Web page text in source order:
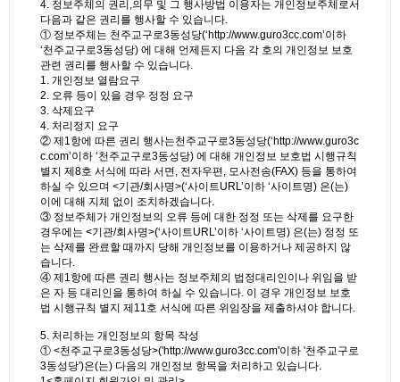
4. 정보주체의 권리,의무 및 그 행사방법 이용자는 개인정보주체로서
다음과 같은 권리를 행사할 수 있습니다.
① 정보주체는 천주교구로3동성당(‘http://www.guro3cc.com’이하
‘천주교구로3동성당) 에 대해 언제든지 다음 각 호의 개인정보 보호
관련 권리를 행사할 수 있습니다.
1. 개인정보 열람요구
2. 오류 등이 있을 경우 정정 요구
3. 삭제요구
4. 처리정지 요구
② 제1항에 따른 권리 행사는천주교구로3동성당(‘http://www.guro3c
c.com’이하 ‘천주교구로3동성당) 에 대해 개인정보 보호법 시행규칙
별지 제8호 서식에 따라 서면, 전자우편, 모사전송(FAX) 등을 통하여
하실 수 있으며 <기관/회사명>(‘사이트URL’이하 ‘사이트명) 은(는)
이에 대해 지체 없이 조치하겠습니다.
③ 정보주체가 개인정보의 오류 등에 대한 정정 또는 삭제를 요구한
경우에는 <기관/회사명>(‘사이트URL’이하 ‘사이트명) 은(는) 정정 또
는 삭제를 완료할 때까지 당해 개인정보를 이용하거나 제공하지 않
습니다.
④ 제1항에 따른 권리 행사는 정보주체의 법정대리인이나 위임을 받
은 자 등 대리인을 통하여 하실 수 있습니다. 이 경우 개인정보 보호
법 시행규칙 별지 제11호 서식에 따른 위임장을 제출하셔야 합니다.
5. 처리하는 개인정보의 항목 작성
① <천주교구로3동성당>('http://www.guro3cc.com'이하 '천주교구로
3동성당')은(는) 다음의 개인정보 항목을 처리하고 있습니다.